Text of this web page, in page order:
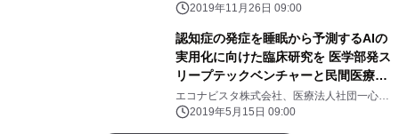
2019年11月26日 09:00
認知症の発症を睡眠から予測するAIの
実用化に向けた臨床研究を 医学部発ス
リープテックベンチャーと民間医療機
関が開始
エコナビスタ株式会社、医療法人社団一心
会 初富保健病院／初富保健病院介護医療院
2019年5月15日 09:00